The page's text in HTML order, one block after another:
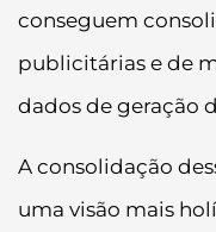
conseguem
publicitárias e de
dados de geração
A consolidação
uma visão mais